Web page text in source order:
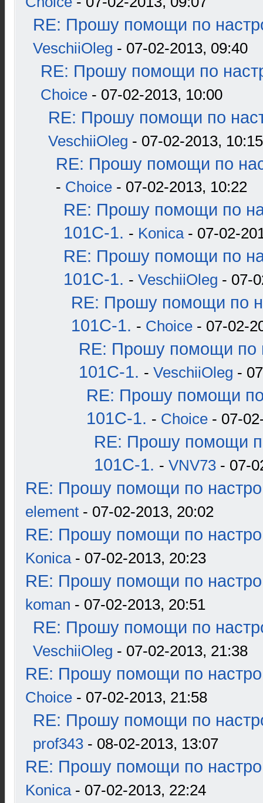
RE: Прошу помощи по
VeschiiOleg - 07-02-2013, 09:40
RE: Прошу помощи по
Choice - 07-02-2013, 10:00
RE: Прошу помощи по
VeschiiOleg - 07-02-2013, 10:15
RE: Прошу помощи по
- Choice - 07-02-2013, 10:22
RE: Прошу помощи по
101С-1. - Konica- 07-02-
RE: Прошу помощи по
101С-1. - VeschiiOleg - 07-
RE: Прошу помощи по
101С-1. - Choice - 07-02-
RE: Прошу помощи по
101С-1. - VeschiiOleg -
RE: Прошу помощи
101С-1. - Choice - 07-
RE: Прошу помощи
101С-1. - VNV73 - 07-
RE: Прошу помощи по
element - 07-02-2013, 20:02
RE: Прошу помощи по
Konica- 07-02-2013, 20:23
RE: Прошу помощи по
koman - 07-02-2013, 20:51
RE: Прошу помощи по
VeschiiOleg - 07-02-2013, 21:38
RE: Прошу помощи по
Choice - 07-02-2013, 21:58
RE: Прошу помощи по
prof343 - 08-02-2013, 13:07
RE: Прошу помощи по
Konica- 07-02-2013, 22:24